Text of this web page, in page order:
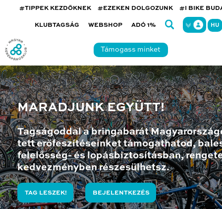
#TIPPEK KEZDŐKNEK #EZEKEN DOLGOZUNK #I BIKE
KLUBTAGSÁG WEBSHOP ADÓ 1% HU
Támogass minket
MARADJUNK EGYÜTT!
Tagságoddal a bringabarát
tett erőfeszítéseinket támogathatod,
felelősség- és lopásbiztosításban,
kedvezményben részesülhetsz.
TAG LESZEK! BEJELENTKEZÉS